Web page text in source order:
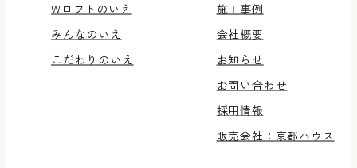
Wロフトのいえ
みんなのいえ
こだわりのいえ
施工事例
会社概要
お知らせ
お問い合わせ
採用情報
販売会社：京都ハウス